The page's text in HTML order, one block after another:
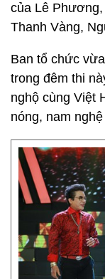
của Lê
Thanh Vàng,
Ban tổ chức
trong đêm thi
nghộ cùng Việt
nóng, nam